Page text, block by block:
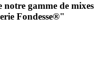
notre gamme de mixes
Fondesse®"